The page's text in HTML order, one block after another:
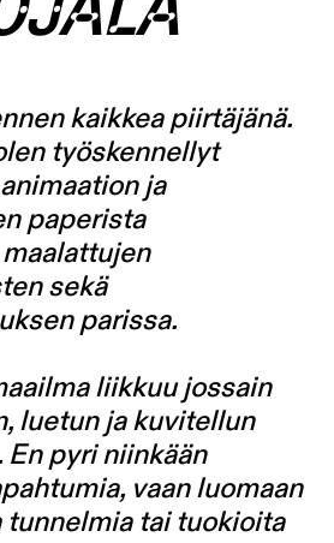
kaikkea piirtäjänä.
työskennellyt
ja
paperista
sekä
parissa.
liikkuu jossain
luetun ja kuvitellun
En pyri niinkään
vaan luomaan
tai tuokioita